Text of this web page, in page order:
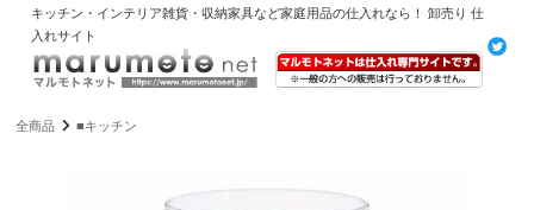
キッチン・インテリア雑貨・収納家具など家庭用品の仕入れなら！ 卸売り 仕
入れサイト
全商品 ■キッチン